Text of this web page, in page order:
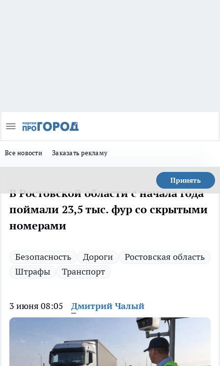
Все новости Заказать рекламу
Принять
В Ростовской области с начала года
поймали 23,5 тыс. фур со скрытыми
номерами
Безопасность Дороги
Ростовская область
Штрафы
Транспорт
3 июня 08:05 Дмитрий Чалый